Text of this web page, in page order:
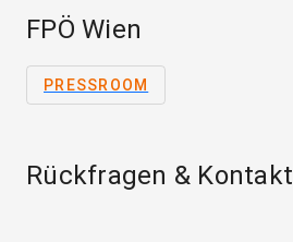
FPÖ Wien
PRESSROOM
Rückfragen & Kontakt